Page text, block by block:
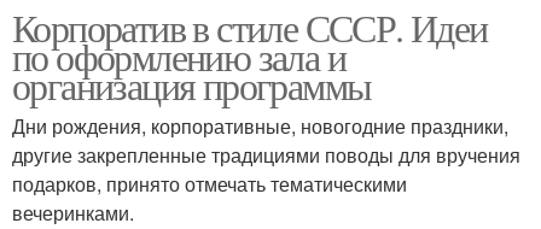
Корпоратив в стиле СССР. Идеи
по оформлению зала и
организация программы
Дни рождения, корпоративные, новогодние праздники,
другие закрепленные традициями поводы для вручения
подарков, принято отмечать тематическими
вечеринками.